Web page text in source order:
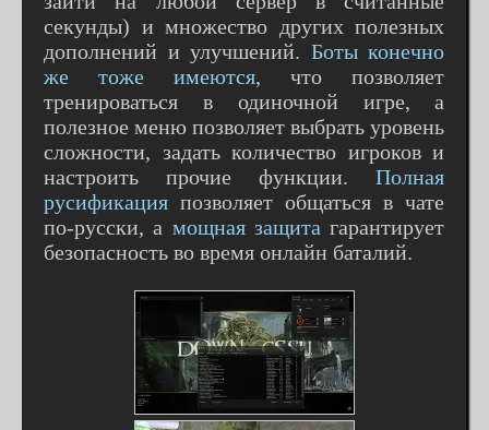
секунды) и множество других полезных
дополнений и улучшений. Боты конечно
же тоже имеются, что позволяет
тренироваться в одиночной игре, а
полезное меню позволяет выбрать уровень
сложности, задать количество игроков и
настроить прочие функции.Полная
русификация позволяет общаться в чате
по-русски, а мощная защита гарантирует
безопасность во время онлайн баталий.